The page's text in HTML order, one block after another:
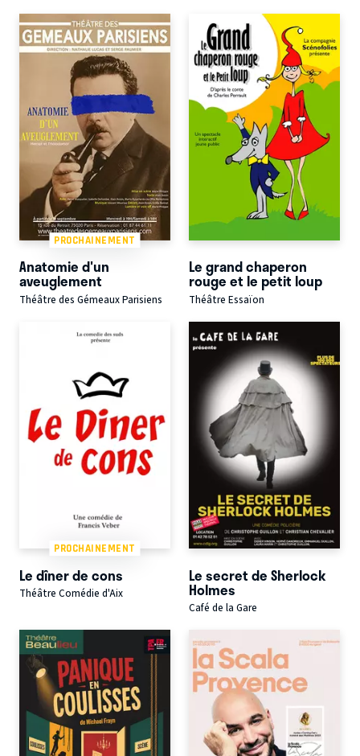
PROCHAINEMENT
Anatomie d'un
aveuglement
Théâtre des Gémeaux Parisiens
Le grand chaperon
rouge et le petit loup
Théâtre Essaïon
PROCHAINEMENT
Le dîner de cons
Théâtre Comédie d'Aix
Le secret de Sherlock
Holmes
Café de la Gare